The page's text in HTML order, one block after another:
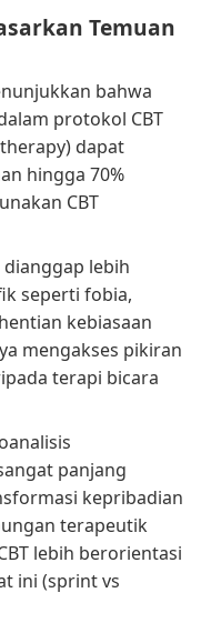
Temuan
bahwa
protokol CBT
dapat
hingga 70%
CBT
lebih
seperti fobia,
kebiasaan
mengakses pikiran
terapi bicara
panjang
kepribadian
terapeutik
lebih berorientasi
ini (sprint vs